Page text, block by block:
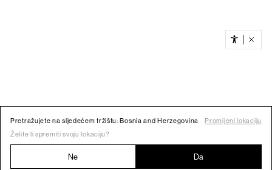
Pretražujete na sljedećem tržištu: Bosnia and Herzegovina
Promijeni lokaciju
Želite li spremiti svoju lokaciju?
Ne Da